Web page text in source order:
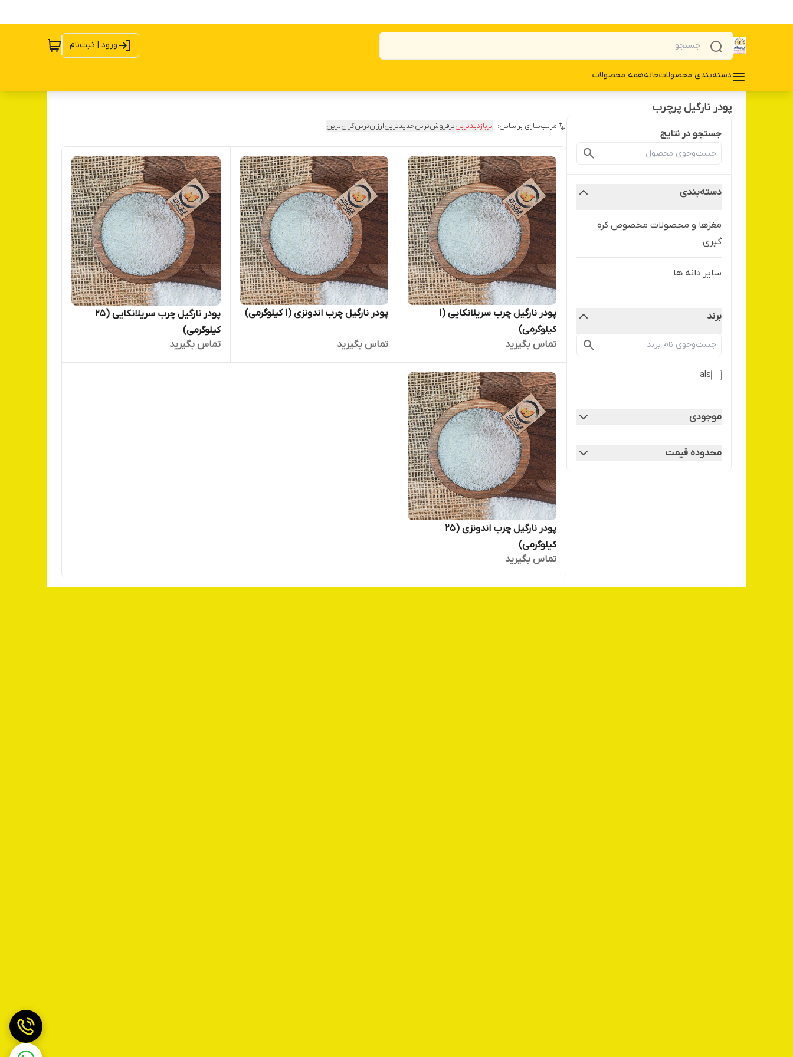
ورود | ثبت‌نام
دسته‌بندی محصولاتخانههمه محصولات
پودر نارگیل پرچرب
جستجو در نتایج
دسته‌بندی
مغزها و محصولات مخصوص کره
گیری
سایر دانه ها
برند
als
موجودی
محدوده قیمت
مرتب‌سازی براساس: پربازدیدترینپرفروش‌ترینجدیدترینارزان‌ترینگران‌ترین
پودر نارگیل چرب سریلانکایی (۱
کیلوگرمی)
تماس بگیرید
پودر نارگیل چرب اندونزی (۱ کیلوگرمی)
تماس بگیرید
پودر نارگیل چرب سریلانکایی (25
کیلوگرمی)
تماس بگیرید
پودر نارگیل چرب اندونزی (25
کیلوگرمی)
تماس بگیرید